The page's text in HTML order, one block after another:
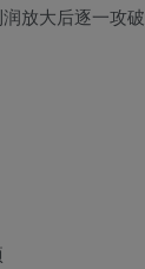
放大后逐一攻破